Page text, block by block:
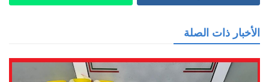
الأخبار ذات الصلة